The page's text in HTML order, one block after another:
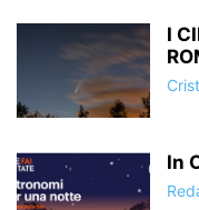
I
In